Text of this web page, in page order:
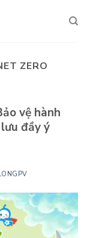
ZERO
vệ hành
đầy ý